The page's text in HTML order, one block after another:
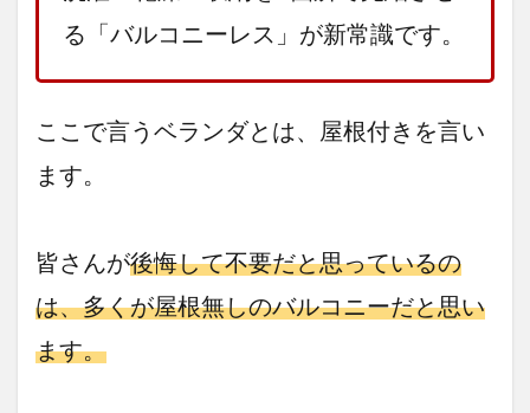
る「バルコニーレス」が新常識です。
ここで言うベランダとは、屋根付きを言い
ます。
皆さんが後悔して不要だと思っているの
は、多くが屋根無しのバルコニーだと思い
ます。